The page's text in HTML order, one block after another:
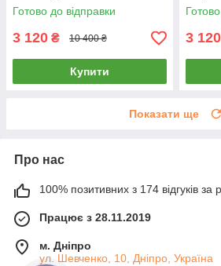
Готово до відправки
3 120 ₴ 10 400 ₴
Купити
3 120
Показати ще
Про нас
100% позитивних з 174 відгуків за
Працює з 28.11.2019
м. Дніпро
ул. Шевченко, 10, Дніпро, Україна